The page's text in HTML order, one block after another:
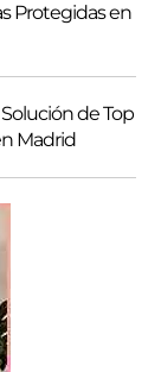
Protegidas en
de Top
Madrid